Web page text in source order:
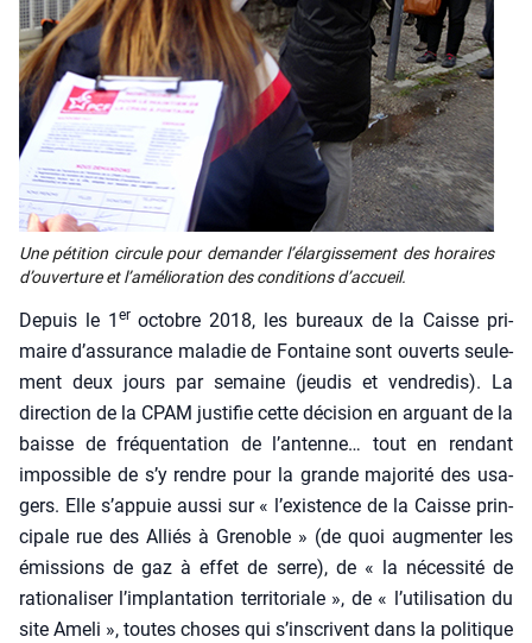
Une péti­tion cir­cule pour deman­der l’é­lar­gis­se­ment des horaires
d’ou­ver­ture et l’a­mé­lio­ra­tion des condi­tions d’ac­cueil.
Depuis le 1 er octobre 2018, les bureaux de la Caisse pri­
maire d’as­su­rance mala­die de Fon­taine sont ouverts seule­
ment deux jours par semaine (jeu­dis et ven­dre­dis). La
direc­tion de la CPAM jus­ti­fie cette déci­sion en arguant de la
baisse de fré­quen­ta­tion de l’an­tenne… tout en ren­dant
impos­sible de s’y rendre pour la grande majo­ri­té des usa­
gers. Elle s’ap­puie aus­si sur « l’exis­tence de la Caisse prin­
ci­pale rue des Alliés à Gre­noble » (de quoi aug­men­ter les
émis­sions de gaz à effet de serre), de « la néces­si­té de
ratio­na­li­ser l’im­plan­ta­tion ter­ri­to­riale », de « l’utilisation du
site Ame­li », toutes choses qui s’ins­crivent dans la poli­tique